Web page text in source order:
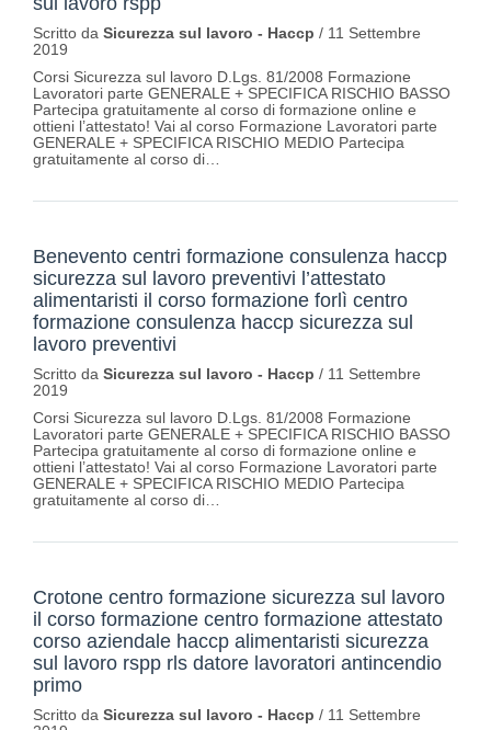
Scritto da Sicurezza sul lavoro - Haccp / 11 Settembre
2019
Corsi Sicurezza sul lavoro D.Lgs. 81/2008 Formazione
Lavoratori parte GENERALE + SPECIFICA RISCHIO BASSO
Partecipa gratuitamente al corso di formazione online e
ottieni l’attestato! Vai al corso Formazione Lavoratori parte
GENERALE + SPECIFICA RISCHIO MEDIO Partecipa
gratuitamente al corso di…
Benevento centri formazione consulenza haccp
sicurezza sul lavoro preventivi l’attestato
alimentaristi il corso formazione forlì centro
formazione consulenza haccp sicurezza sul
lavoro preventivi
Scritto da Sicurezza sul lavoro - Haccp / 11 Settembre
2019
Corsi Sicurezza sul lavoro D.Lgs. 81/2008 Formazione
Lavoratori parte GENERALE + SPECIFICA RISCHIO BASSO
Partecipa gratuitamente al corso di formazione online e
ottieni l’attestato! Vai al corso Formazione Lavoratori parte
GENERALE + SPECIFICA RISCHIO MEDIO Partecipa
gratuitamente al corso di…
Crotone centro formazione sicurezza sul lavoro
il corso formazione centro formazione attestato
corso aziendale haccp alimentaristi sicurezza
sul lavoro rspp rls datore lavoratori antincendio
primo
Scritto da Sicurezza sul lavoro - Haccp / 11 Settembre